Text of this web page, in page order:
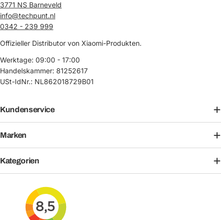
3771 NS Barneveld
info@techpunt.nl
0342 - 239 999
Offizieller Distributor von Xiaomi-Produkten.
Werktage: 09:00 - 17:00
Handelskammer: 81252617
USt-IdNr.: NL862018729B01
Kundenservice
Marken
Kategorien